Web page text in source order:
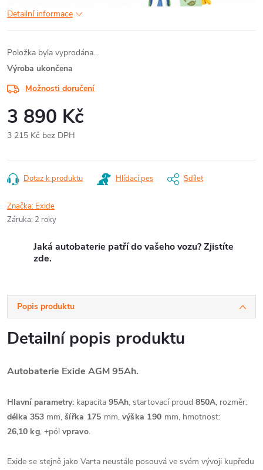
Detailní informace
Položka byla vyprodána…
Výroba ukončena
Možnosti doručení
3 890 Kč
3 215 Kč bez DPH
cena:
Dotaz k produktu Hlídací pes Sdílet
Značka: Exide
Záruka: 2 roky
Jaká autobaterie patří do vašeho vozu? Zjistíte
zde.
Popis produktu
Detailní popis produktu
Autobaterie Exide AGM 95Ah.
Hlavní parametry: kapacita 95Ah, startovací proud 850A, rozměr:
délka 353 mm, šířka 175 mm, výška 190 mm, hmotnost:
26,10 kg, +pólvpravo.
Exide se stejně jako Varta neustále posouvá ve svém vývoji kupředu